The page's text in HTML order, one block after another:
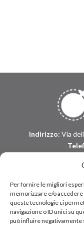
Per fornire le migliori
memorizzare e/o
queste tecnologie ci
navigazione o ID unici su
può influire negativamente
Indirizzo: Via